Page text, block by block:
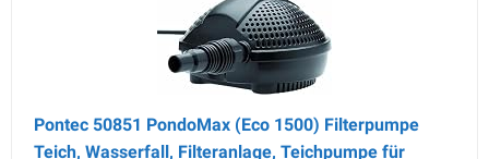
Pontec 50851 PondoMax (Eco 1500) Filterpumpe
Teich, Wasserfall, Filteranlage, Teichpumpe für